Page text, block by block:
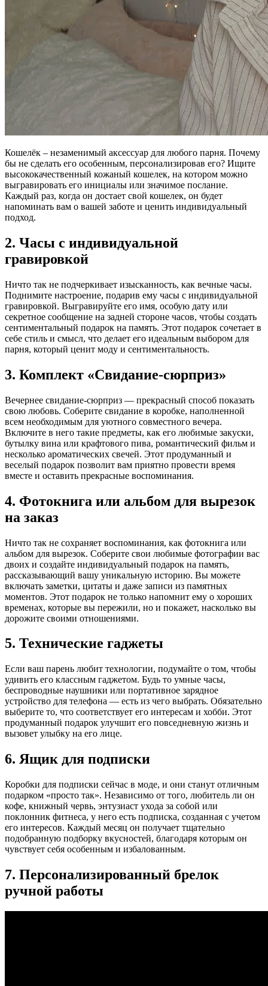
Кошелёк – незаменимый аксессуар для любого парня. Почему
бы не сделать его особенным, персонализировав его? Ищите
высококачественный кожаный кошелек, на котором можно
выгравировать его инициалы или значимое послание.
Каждый раз, когда он достает свой кошелек, он будет
напоминать вам о вашей заботе и ценить индивидуальный
подход.
2. Часы с индивидуальной
гравировкой
Ничто так не подчеркивает изысканность, как вечные часы.
Поднимите настроение, подарив ему часы с индивидуальной
гравировкой. Выгравируйте его имя, особую дату или
секретное сообщение на задней стороне часов, чтобы создать
сентиментальный подарок на память. Этот подарок сочетает в
себе стиль и смысл, что делает его идеальным выбором для
парня, который ценит моду и сентиментальность.
3. Комплект «Свидание-сюрприз»
Вечернее свидание-сюрприз — прекрасный способ показать
свою любовь. Соберите свидание в коробке, наполненной
всем необходимым для уютного совместного вечера.
Включите в него такие предметы, как его любимые закуски,
бутылку вина или крафтового пива, романтический фильм и
несколько ароматических свечей. Этот продуманный и
веселый подарок позволит вам приятно провести время
вместе и оставить прекрасные воспоминания.
4. Фотокнига или альбом для вырезок
на заказ
Ничто так не сохраняет воспоминания, как фотокнига или
альбом для вырезок. Соберите свои любимые фотографии вас
двоих и создайте индивидуальный подарок на память,
рассказывающий вашу уникальную историю. Вы можете
включать заметки, цитаты и даже записи из памятных
моментов. Этот подарок не только напомнит ему о хороших
временах, которые вы пережили, но и покажет, насколько вы
дорожите своими отношениями.
5. Технические гаджеты
Если ваш парень любит технологии, подумайте о том, чтобы
удивить его классным гаджетом. Будь то умные часы,
беспроводные наушники или портативное зарядное
устройство для телефона — есть из чего выбрать. Обязательно
выберите то, что соответствует его интересам и хобби. Этот
продуманный подарок улучшит его повседневную жизнь и
вызовет улыбку на его лице.
6. Ящик для подписки
Коробки для подписки сейчас в моде, и они станут отличным
подарком «просто так». Независимо от того, любитель ли он
кофе, книжный червь, энтузиаст ухода за собой или
поклонник фитнеса, у него есть подписка, созданная с учетом
его интересов. Каждый месяц он получает тщательно
подобранную подборку вкусностей, благодаря которым он
чувствует себя особенным и избалованным.
7. Персонализированный брелок
ручной работы